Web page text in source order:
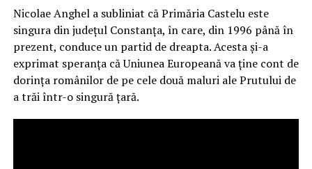
Nicolae Anghel a subliniat că Primăria Castelu este
singura din județul Constanța, în care, din 1996 până în
prezent, conduce un partid de dreapta. Acesta și-a
exprimat speranța că Uniunea Europeană va ține cont de
dorința românilor de pe cele două maluri ale Prutului de
a trăi într-o singură țară.